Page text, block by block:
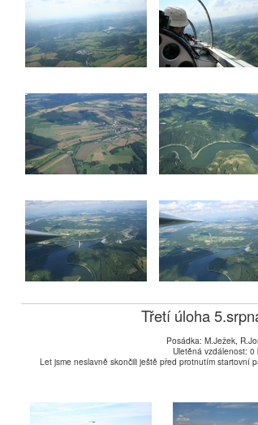
Třetí úloha
Posádka: M.Ježek,
Uletěná vzdálenost: 0
Let jsme neslavně skončili ještě před protnutím startovní